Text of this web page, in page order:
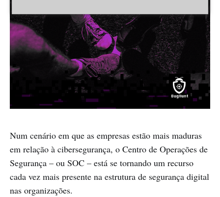
Num cenário em que as empresas estão mais maduras
em relação à cibersegurança, o Centro de Operações de
Segurança – ou SOC – está se tornando um recurso
cada vez mais presente na estrutura de segurança digital
nas organizações.